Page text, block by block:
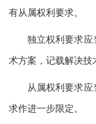
有从属权利要求。
独立权利要求应
术方案，记载解决技
从属权利要求
求作进一步限定。